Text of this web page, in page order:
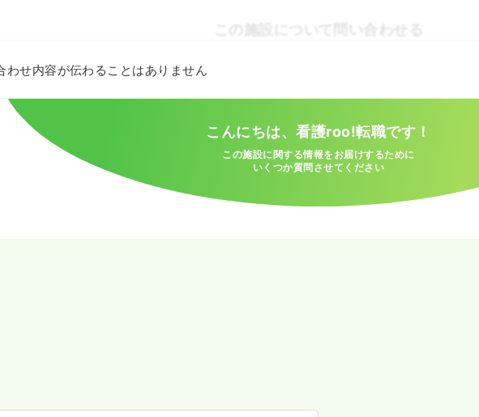
この施設について問い合わせる
せ内容が伝わることはありません
こんにちは、看護roo!転職です！
この施設に関する情報をお届けするために
いくつか質問させてください